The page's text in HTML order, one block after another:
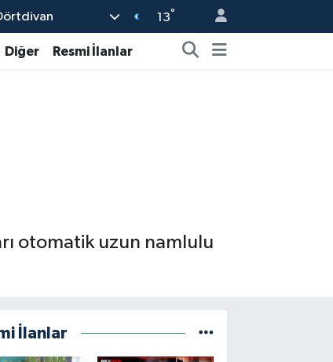
13°
Diğer Resmi İlanlar
otomatik uzun namlulu
İlanlar